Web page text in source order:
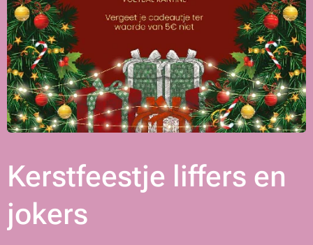
Kerstfeestje liffers en
jokers